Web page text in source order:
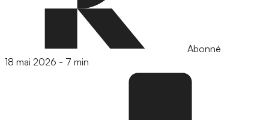
Abonné
18 mai 2026 - 7 min